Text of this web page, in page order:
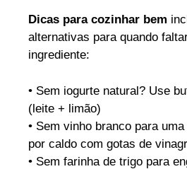
Dicas para cozinhar bem
alternativas para quando
ingrediente:
• Sem iogurte natural? Use
(leite + limão)
• Sem vinho branco para
por caldo com gotas de
• Sem farinha de trigo para